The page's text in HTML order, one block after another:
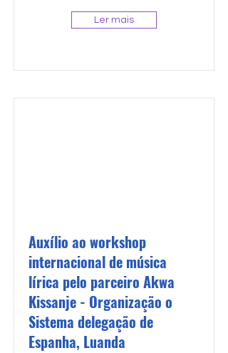
Ler mais
Auxílio ao workshop
internacional de música
lírica pelo parceiro Akwa
Kissanje - Organização o
Sistema delegação de
Espanha, Luanda